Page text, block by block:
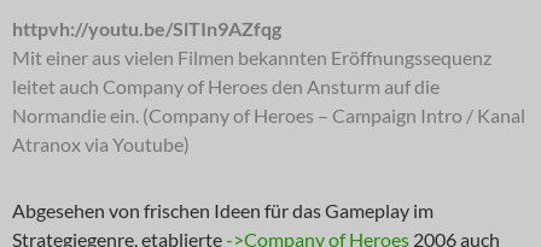
httpvh://youtu.be/SlTIn9AZfqg
Mit einer aus vielen Filmen bekannten Eröffnungssequenz
leitet auch Company of Heroes den Ansturm auf die
Normandie ein. (Company of Heroes – Campaign Intro / Kanal
Atranox via Youtube)
Abgesehen von frischen Ideen für das Gameplay im
Strategiegenre, etablierte->Company of Heroes 2006 auch